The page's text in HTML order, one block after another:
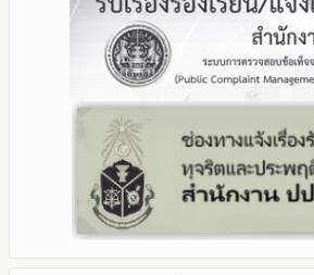
รายงานผลปี 2566
รายงานผลปี 2565
รายงานผลปี 2564
คู่มือหรือแนวทางการปฏิบัติงานของเจ้า
คู่มือหรือแนวทางการขอรับบริการสำหรั
ระบบการให้บริการผ่านช่องทางออนไลน์
My Office
My School
SL-WEB
BRSS
2565
รายงานผลการดำเนินการป้องกันการทุ
2568
2565
2564
2563
รายงานการกำกับติดตาม
มาตรการป้องกันการขัดกันระหว่างผลปร
มาตรการตรวจสอบการใช้ดุลพินิจ
มาตราการให้ผู้มีส่วนได้ส่วนเสียมีส่วนร่วม
Youtube ช่อง สพป.ตาก เขต 2
Youtube เรื่องเล่าข่าวตาก 2